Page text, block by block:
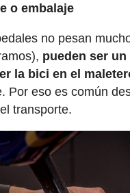
o embalaje
no pesan
pueden ser
la bici en el
Por eso es común
transporte.